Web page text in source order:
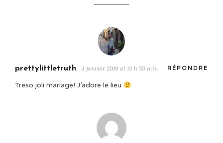
prettylittletruth 3 janvier 2019 at 13 h 53 min RÉPONDRE
Treso joli mariage! J’adore le lieu